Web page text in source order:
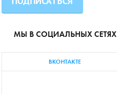
МЫ В СОЦИАЛЬНЫХ СЕТЯХ
ВКОНТАКТЕ